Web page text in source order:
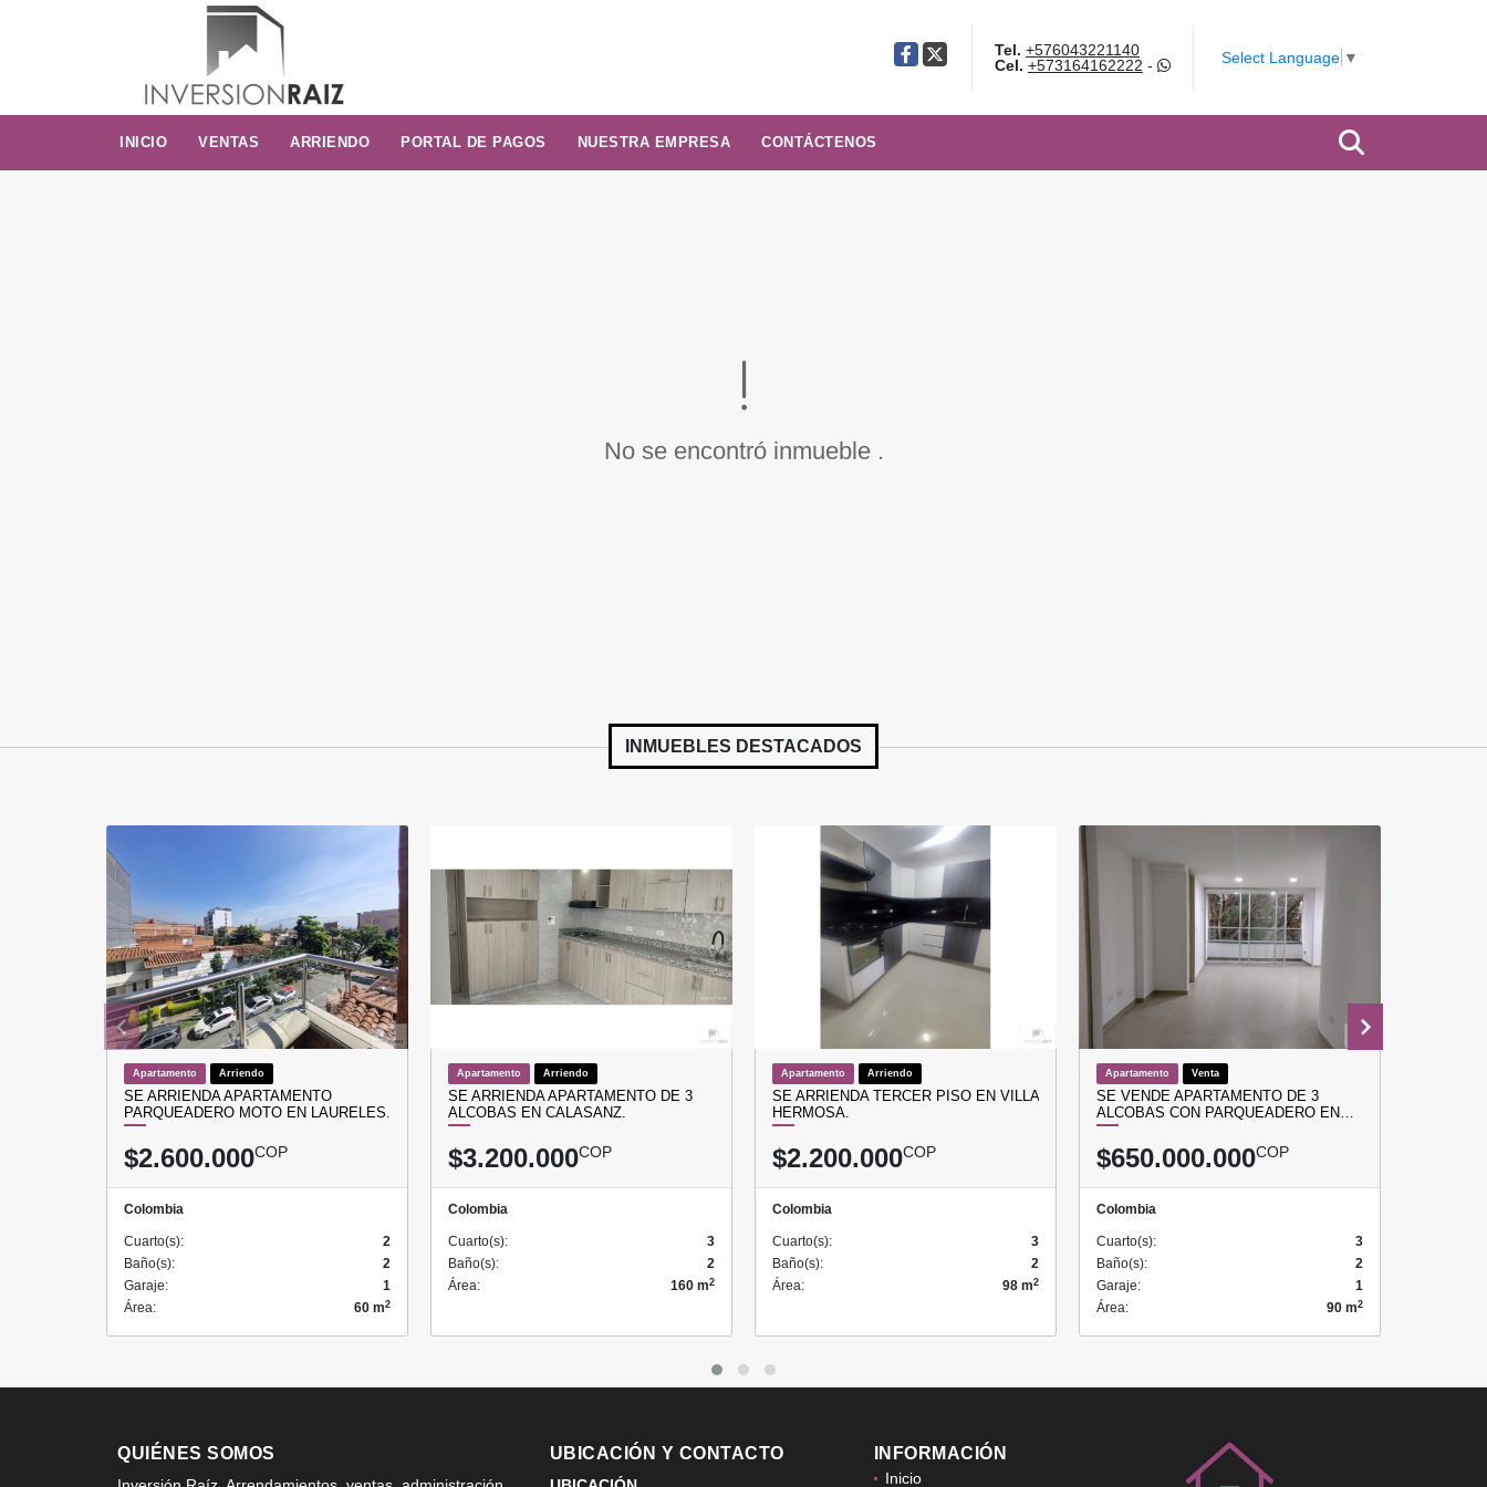
Facebook
X Tel. +576043221140
Cel. +573164162222 - Select Language ▼
INICIO VENTAS ARRIENDO PORTAL DE PAGOS NUESTRA EMPRESA CONTÁCTENOS
No se encontró inmueble .
INMUEBLES DESTACADOS
Apartamento Arriendo
SE ARRIENDA APARTAMENTO
PARQUEADERO MOTO EN LAURELES.
$2.600.000COP
Colombia
Cuarto(s):
2
Baño(s):
2
Garaje:
1
Área:
60 m2
Apartamento Arriendo
SE ARRIENDA APARTAMENTO DE 3
ALCOBAS EN CALASANZ.
$3.200.000COP
Colombia
Cuarto(s):
3
Baño(s):
2
Área:
160 m2
Apartamento Arriendo
SE ARRIENDA TERCER PISO EN VILLA
HERMOSA.
$2.200.000COP
Colombia
Cuarto(s):
3
Baño(s):
2
Área:
98 m2
Apartamento Venta
SE VENDE APARTAMENTO DE 3
ALCOBAS CON PARQUEADERO EN…
$650.000.000COP
Colombia
Cuarto(s):
3
Baño(s):
2
Garaje:
1
Área:
90 m2
QUIÉNES SOMOS UBICACIÓN Y CONTACTO INFORMACIÓN
Inicio